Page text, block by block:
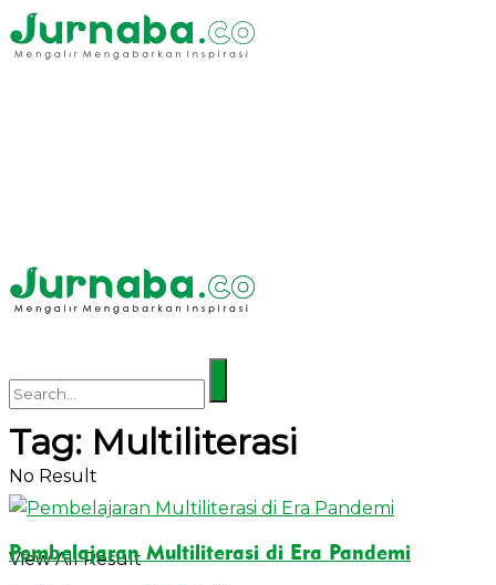
No Result
View All Result
Tag: Multiliterasi
Pembelajaran Multiliterasi di Era Pandemi